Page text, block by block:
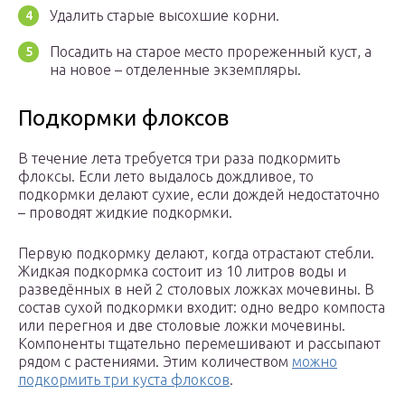
Удалить старые высохшие корни.
Посадить на старое место прореженный куст, а
на новое – отделенные экземпляры.
Подкормки флоксов
В течение лета требуется три раза подкормить
флоксы. Если лето выдалось дождливое, то
подкормки делают сухие, если дождей недостаточно
– проводят жидкие подкормки.
Первую подкормку делают, когда отрастают стебли.
Жидкая подкормка состоит из 10 литров воды и
разведённых в ней 2 столовых ложках мочевины. В
состав сухой подкормки входит: одно ведро компоста
или перегноя и две столовые ложки мочевины.
Компоненты тщательно перемешивают и рассыпают
рядом с растениями. Этим количеством можно
подкормить три куста флоксов.